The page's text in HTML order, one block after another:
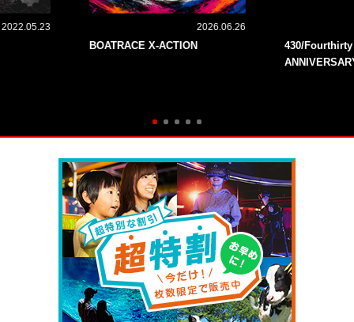
2022.05.23 2026.06.26
BOATRACE X-ACTION
430/